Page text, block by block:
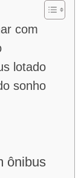
com
lotado
sonho
ônibus